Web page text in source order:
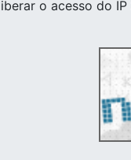
o acesso do IP